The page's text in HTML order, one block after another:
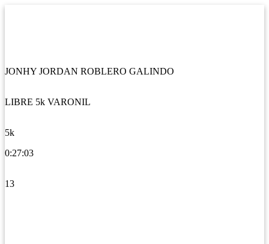
JONHY JORDAN ROBLERO GALINDO
LIBRE 5k VARONIL
5k
0:27:03
13